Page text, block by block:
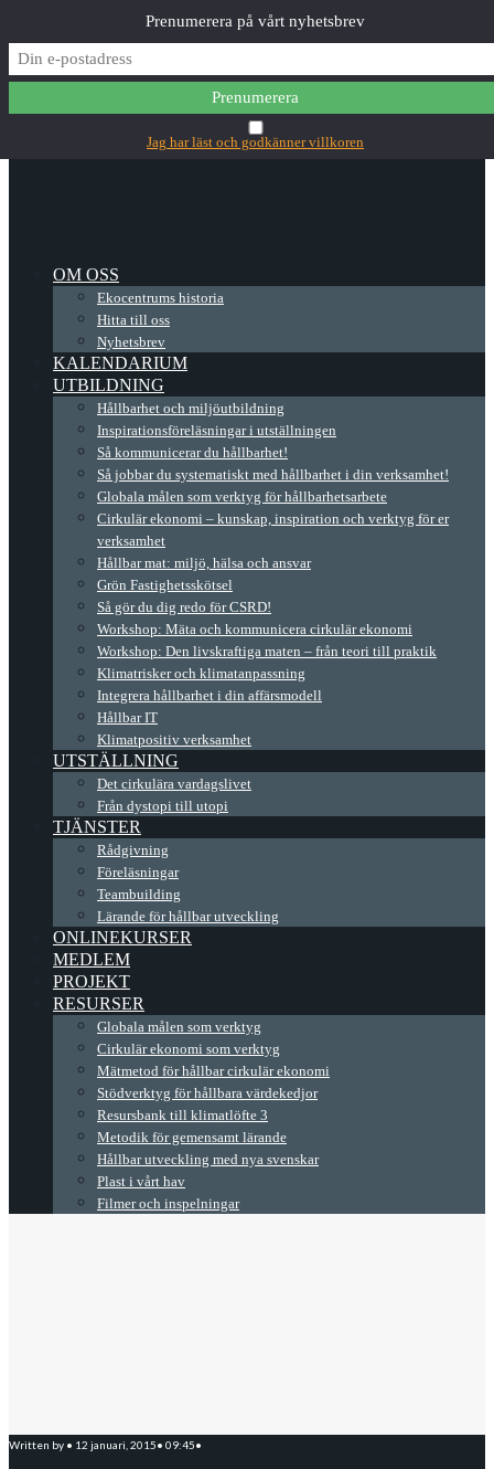
✕Main Menu
OM OSS
Ekocentrums historia
Hitta till oss
Nyhetsbrev
KALENDARIUM
UTBILDNING
Hållbarhet och miljöutbildning
Inspirationsföreläsningar i utställningen
Så kommunicerar du hållbarhet!
Så jobbar du systematiskt med hållbarhet i din verksamhet!
Globala målen som verktyg för hållbarhetsarbete
Cirkulär ekonomi – kunskap, inspiration och verktyg för er
verksamhet
Hållbar mat: miljö, hälsa och ansvar
Grön Fastighetsskötsel
Så gör du dig redo för CSRD!
Workshop: Mäta och kommunicera cirkulär ekonomi
Workshop: Den livskraftiga maten – från teori till praktik
Klimatrisker och klimatanpassning
Integrera hållbarhet i din affärsmodell
Hållbar IT
Klimatpositiv verksamhet
UTSTÄLLNING
Det cirkulära vardagslivet
Från dystopi till utopi
TJÄNSTER
Rådgivning
Föreläsningar
Teambuilding
Lärande för hållbar utveckling
ONLINEKURSER
MEDLEM
PROJEKT
RESURSER
Globala målen som verktyg
Cirkulär ekonomi som verktyg
Mätmetod för hållbar cirkulär ekonomi
Stödverktyg för hållbara värdekedjor
Resursbank till klimatlöfte 3
Metodik för gemensamt lärande
Hållbar utveckling med nya svenskar
Plast i vårt hav
Filmer och inspelningar
Written by • 12 januari, 2015• 09:45•
Prenumerera på vårt nyhetsbrev
Jag har läst och godkänner villkoren